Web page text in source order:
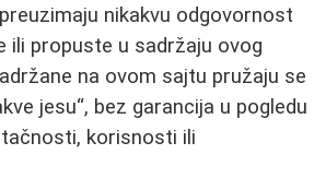
nikakvu odgovornost
ili propuste u sadržaju ovog
na ovom sajtu pružaju se
jesu“, bez garancija u pogledu
korisnosti ili